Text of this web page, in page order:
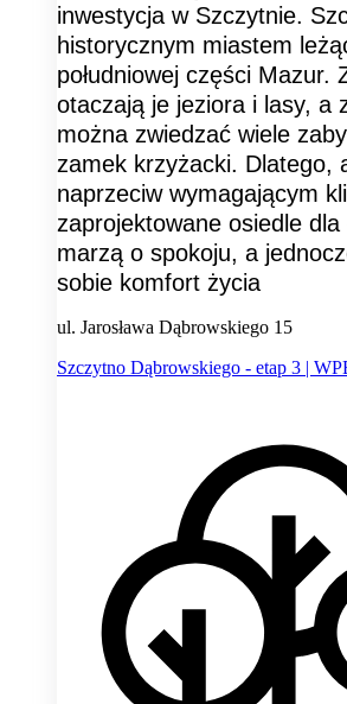
inwestycja w Szczytnie.
historycznym miastem
południowej części Mazur.
otaczają je jeziora i lasy, a
można zwiedzać wiele
zamek krzyżacki. Dlatego,
naprzeciw wymagającym
zaprojektowane osiedle
marzą o spokoju, a
sobie komfort życia
ul. Jarosława Dąbrowskiego 15
Szczytno Dąbrowskiego - etap 3 |